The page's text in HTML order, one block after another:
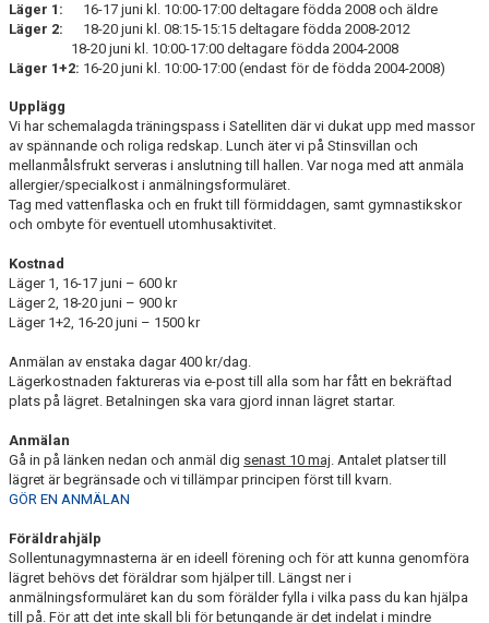
Läger 1: 16-17 juni kl. 10:00-17:00 deltagare födda 2008 och äldre
Läger 2: 18-20 juni kl. 08:15-15:15 deltagare födda 2008-2012
18-20 juni kl. 10:00-17:00 deltagare födda 2004-2008
Läger 1+2: 16-20 juni kl. 10:00-17:00 (endast för de födda 2004-2008)
Upplägg
Vi har schemalagda träningspass i Satelliten där vi dukat upp med massor
av spännande och roliga redskap. Lunch äter vi på Stinsvillan och
mellanmålsfrukt serveras i anslutning till hallen. Var noga med att anmäla
allergier/specialkost i anmälningsformuläret.
Tag med vattenflaska och en frukt till förmiddagen, samt gymnastikskor
och ombyte för eventuell utomhusaktivitet.
Kostnad
Läger 1, 16-17 juni – 600 kr
Läger 2, 18-20 juni – 900 kr
Läger 1+2, 16-20 juni – 1500 kr
Anmälan av enstaka dagar 400 kr/dag.
Lägerkostnaden faktureras via e-post till alla som har fått en bekräftad
plats på lägret. Betalningen ska vara gjord innan lägret startar.
Anmälan
Gå in på länken nedan och anmäl dig senast 10 maj. Antalet platser till
lägret är begränsade och vi tillämpar principen först till kvarn.
GÖR EN ANMÄLAN
Föräldrahjälp
Sollentunagymnasterna är en ideell förening och för att kunna genomföra
lägret behövs det föräldrar som hjälper till. Längst ner i
anmälningsformuläret kan du som förälder fylla i vilka pass du kan hjälpa
till på. För att det inte skall bli för betungande är det indelat i mindre